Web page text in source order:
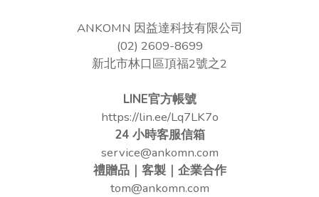
ANKOMN 因益達科技有限公司
(02) 2609-8699
新北市林口區頂福2號之2
LINE官方帳號
https://lin.ee/Lq7LK7o
24 小時客服信箱
service@ankomn.com
禮贈品｜客製｜企業合作
tom@ankomn.com